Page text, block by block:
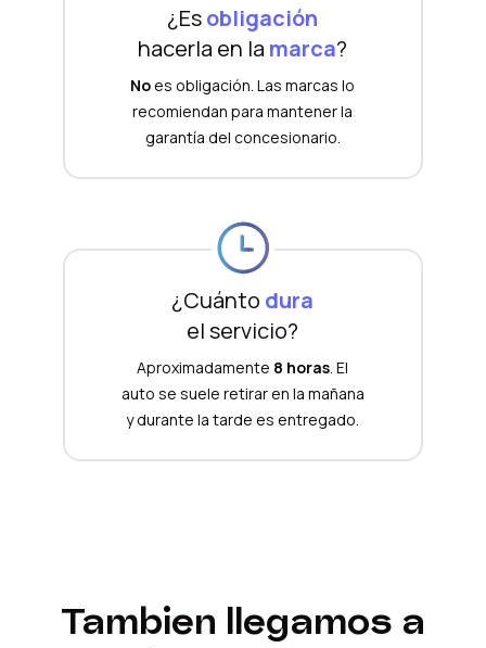
¿Esobligación
hacerla en la marca?
Noes obligación. Las marcas lo
recomiendan para mantener la
garantía del concesionario.
¿Cuánto dura
el servicio?
Aproximadamente 8 horas . El
auto se suele retirar en la mañana
y durante la tarde es entregado.
Tambien llegamos a